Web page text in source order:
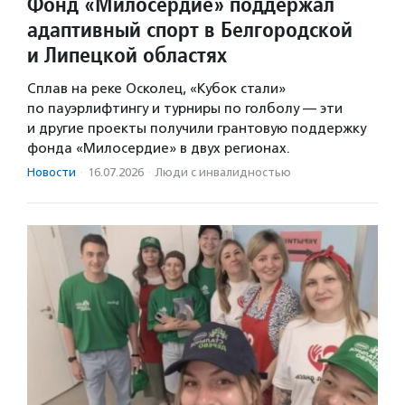
адаптивный спорт в Белгородской
и Липецкой областях
Сплав на реке Осколец, «Кубок стали»
по пауэрлифтингу и турниры по голболу — эти
и другие проекты получили грантовую поддержку
фонда «Милосердие» в двух регионах.
Новости · 16.07.2026 · Люди с инвалидностью